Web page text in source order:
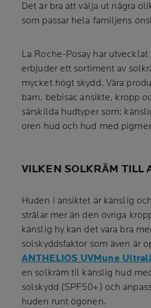
Det är bra att välja ut några
som passar hela familjens
La Roche-Posay har utvecklat
erbjuder ett sortiment av
mycket högt skydd. Våra
barn, bebisar, ansikte, kropp
särskilda hudtyper som:
oren hud och hud med
VILKEN SOLKRÄM TILL
Huden i ansiktet är känslig
strålar mer än den övriga
känslig hy kan det vara bra
solskyddsfaktor som även är
ANTHELIOS UVMune
en solkräm til känslig hud
solskydd (SPF50+) och
huden runt ögonen.